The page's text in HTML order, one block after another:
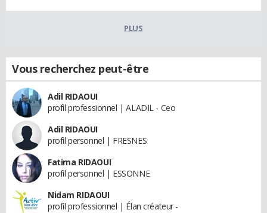
PLUS
Vous recherchez peut-être
Adil RIDAOUI
profil professionnel | ALADIL - Ceo
Adil RIDAOUI
profil personnel | FRESNES
Fatima RIDAOUI
profil personnel | ESSONNE
Nidam RIDAOUI
profil professionnel | Élan créateur -